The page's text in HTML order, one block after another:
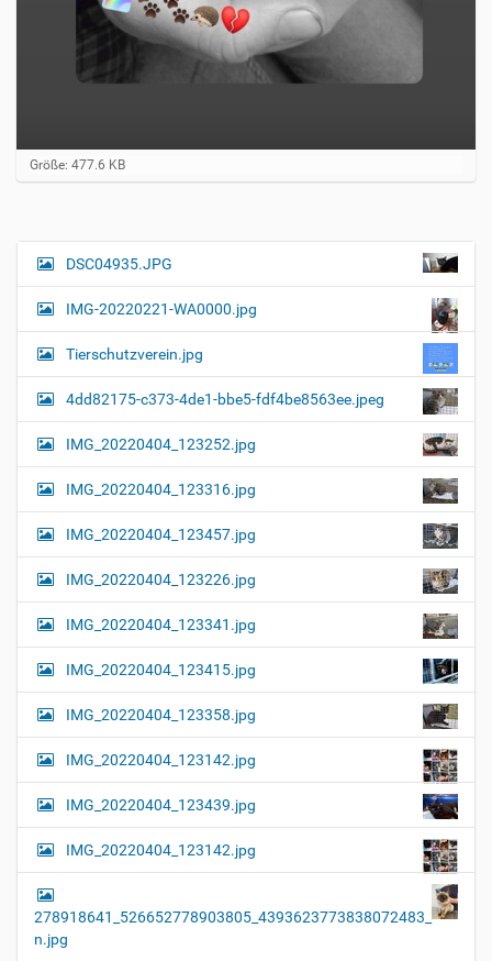
Z
e
e
i
l
r
e
…
Größe: 477.6 KB
N
a
i
g
a
t
i
o
n
DSC04935.JPG
IMG-20220221-WA0000.jpg
Tierschutzverein.jpg
4dd82175-c373-4de1-bbe5-fdf4be8563ee.jpeg
IMG_20220404_123252.jpg
IMG_20220404_123316.jpg
IMG_20220404_123457.jpg
IMG_20220404_123226.jpg
IMG_20220404_123341.jpg
IMG_20220404_123415.jpg
IMG_20220404_123358.jpg
IMG_20220404_123142.jpg
IMG_20220404_123439.jpg
IMG_20220404_123142.jpg
278918641_526652778903805_4393623773838072483_
n.jpg